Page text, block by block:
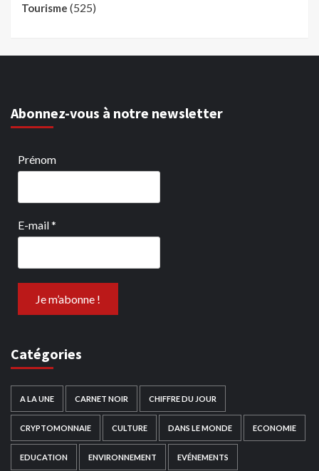
Tourisme (525)
Abonnez-vous à notre newsletter
Prénom
E-mail*
Catégories
A LA UNE CARNET NOIR CHIFFRE DU JOUR
CRYPTOMONNAIE CULTURE DANS LE MONDE ECONOMIE
EDUCATION ENVIRONNEMENT EVÉNEMENTS